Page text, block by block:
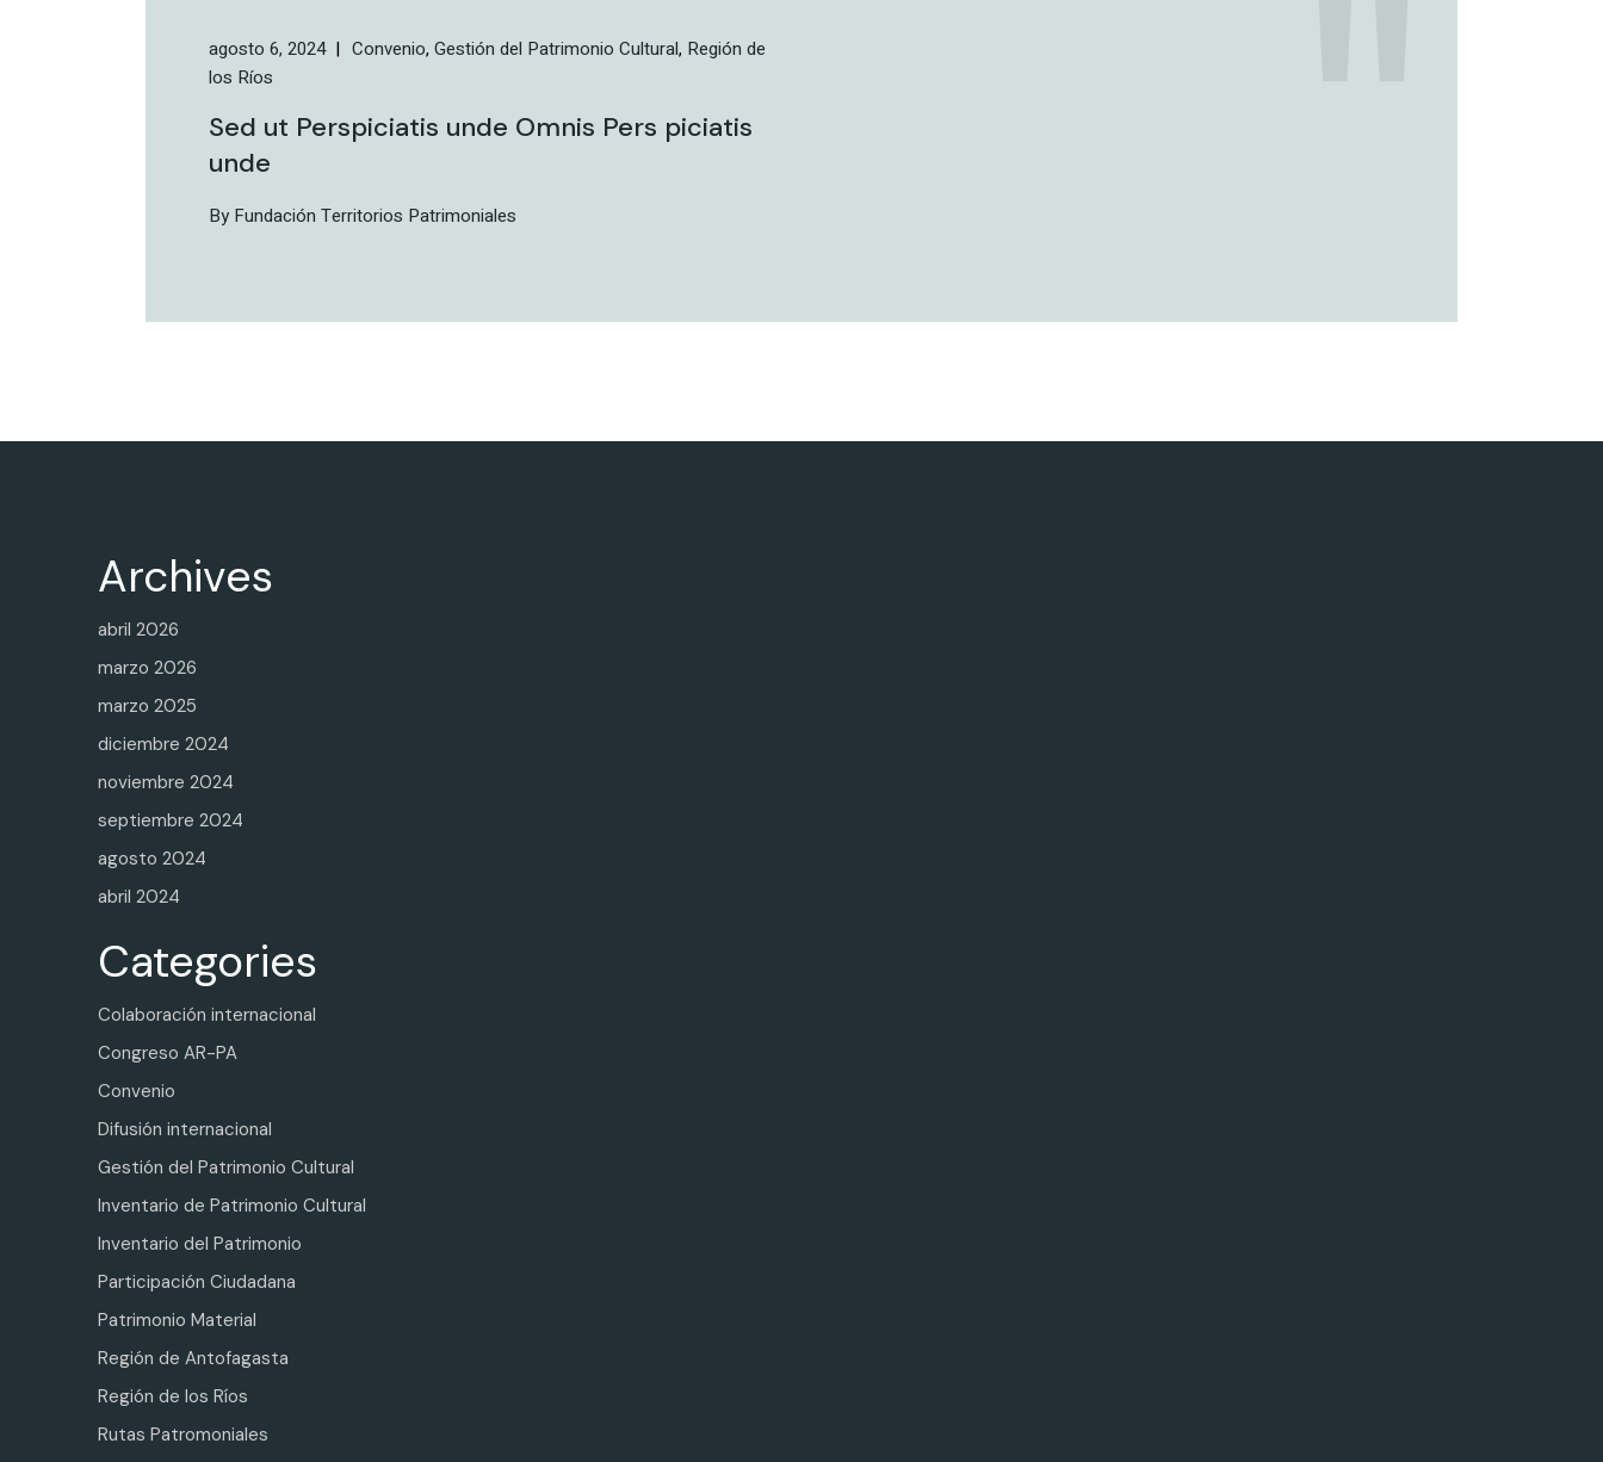
agosto 6, 2024 Convenio Gestión del Patrimonio Cultural Región de
los Ríos
Sed ut Perspiciatis unde Omnis Pers piciatis
unde
By Fundación Territorios Patrimoniales
Archives
abril 2026
marzo 2026
marzo 2025
diciembre 2024
noviembre 2024
septiembre 2024
agosto 2024
abril 2024
Categories
Colaboración internacional
Congreso AR-PA
Convenio
Difusión internacional
Gestión del Patrimonio Cultural
Inventario de Patrimonio Cultural
Inventario del Patrimonio
Participación Ciudadana
Patrimonio Material
Región de Antofagasta
Región de los Ríos
Rutas Patromoniales